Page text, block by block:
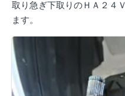
取り急ぎ下取りのＨＡ２４
ます。